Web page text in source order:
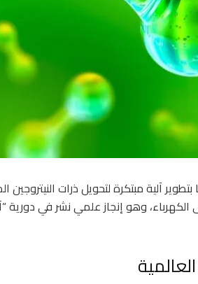
آلية مبتكرة لتحويل ذرات
الكهرباء، وهو إنجاز علمي نشر في دورية